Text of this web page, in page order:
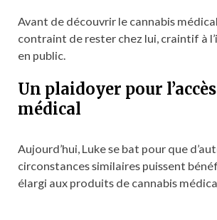
Avant de découvrir le cannabis
contraint de rester chez lui, craintif à
en public.
Un plaidoyer pour
médical
Aujourd’hui, Luke se bat pour que
circonstances similaires puissent
élargi aux produits de cannabis